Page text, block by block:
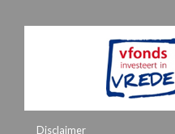
Disclaimer